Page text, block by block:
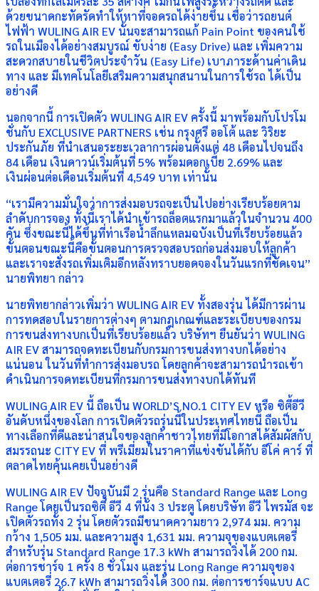
ด้วยขนาดกะทัดรัดทำให้หาที่จอดรถได้ง่ายขึ้น เชื่อว่ารถยนต์
ไฟฟ้า WULING AIR EV นั้นจะสามารถแก้ Pain Point ของคนใช้
รถในเมืองได้อย่างสมบูรณ์ ขับง่าย (Easy Drive) และ เพิ่มความ
สะดวกสบายในชีวิตประจำวัน (Easy Life) เบาภาระด้านค่าเดิน
ทาง และ มีเทคโนโลยีเสริมความสนุกสนานในการใช้รถ ได้เป็น
อย่างดี
นอกจากนี้ การเปิดตัว WULING AIR EV ครั้งนี้ มาพร้อมกับโปรโม
ชั่นกับ EXCLUSIVE PARTNERS เช่น กรุงศรี ออโต้ และ วิริยะ
ประกันภัย ที่นำเสนอระยะเวลาการผ่อนตั้งแต่ 48 เดือนไปจนถึง
84 เดือน เงินดาวน์เริ่มต้นที่ 5% พร้อมดอกเบี้ย 2.69% และ
เงินผ่อนต่อเดือนเริ่มต้นที่ 4,549 บาท เท่านั้น
“เรามีความมั่นใจว่าการส่งมอบรถจะเป็นไปอย่างเรียบร้อยตาม
ลำดับการจอง ทั้งนี้เราได้นำเข้ารถล็อตแรกมาแล้วในจำนวน 400
คัน ซึ่งขณะนี้ได้ขึ้นที่ท่าเรือน้ำลึกแหลมฉบังเป็นที่เรียบร้อยแล้ว
ขั้นตอนขณะนี้คือขั้นตอนการตรวจสอบรถก่อนส่งมอบให้ลูกค้า
และเราจะสั่งรถเพิ่มเติมอีกหลังทราบยอดจองในวันแรกที่ชัดเจน”
นายพิทยา กล่าว
นายพิทยากล่าวเพิ่มว่า WULING AIR EV ทั้งสองรุ่น ได้มีการผ่าน
การทดสอบในรายการต่างๆ ตามกฎเกณฑ์และระเบียบของกรม
การขนส่งทางบกเป็นที่เรียบร้อยแล้ว บริษัทฯ ยืนยันว่า WULING
AIR EV สามารถจดทะเบียนกับกรมการขนส่งทางบกได้อย่าง
แน่นอน ในวันที่ทำการส่งมอบรถ โดยลูกค้าจะสามารถนำรถเข้า
ดำเนินการจดทะเบียนที่กรมการขนส่งทางบกได้ทันที
WULING AIR EV นี้ ถือเป็น WORLD’S NO.1 CITY EV หรือ ซิตี้อีวี
อันดับหนึ่งของโลก การเปิดตัวรถรุ่นนี้ในประเทศไทยนี้ ถือเป็น
ทางเลือกที่ดีและน่าสนใจของลูกค้าชาวไทยที่มีโอกาสได้สัมผัสกับ
สมรรถนะ CITY EV ที่ พรีเมี่ยมในราคาที่แข่งขันได้กับ อีโค่ คาร์ ที่
ตลาดไทยคุ้นเคยเป็นอย่างดี
WULING AIR EV ปัจจุบันมี 2 รุ่นคือ Standard Range และ Long
Range โดยเป็นรถซิตี้ อีวี 4 ที่นั่ง 3 ประตู โดยบริษัท อีวี ไพรมัส จะ
เปิดตัวรถทั้ง 2 รุ่น โดยตัวรถมีขนาดความยาว 2,974 มม. ความ
กว้าง 1,505 มม. และความสูง 1,631 มม. ความจุของแบตเตอรี่
สำหรับรุ่น Standard Range 17.3 kWh สามารถวิ่งได้ 200 กม.
ต่อการชาร์จ 1 ครั้ง 8 ชั่วโมง และรุ่น Long Range ความจุของ
แบตเตอรี่ 26.7 kWh สามารถวิ่งได้ 300 กม. ต่อการชาร์จแบบ AC